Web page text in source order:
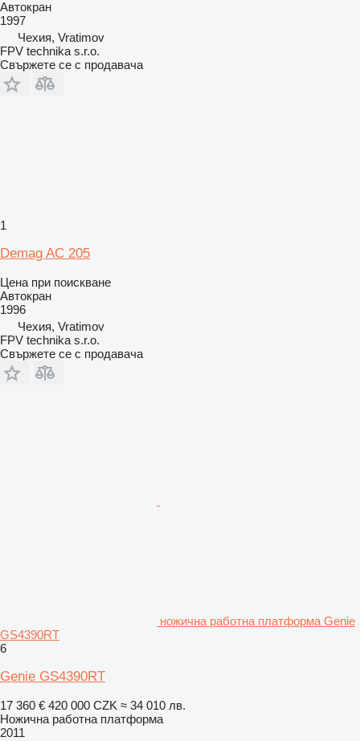
Автокран
1997
Чехия, Vratimov
FPV technika s.r.o.
Свържете се с продавача
1
Demag AC 205
Цена при поискване
Автокран
1996
Чехия, Vratimov
FPV technika s.r.o.
Свържете се с продавача
ножична работна платформа Genie
GS4390RT
6
Genie GS4390RT
17 360 € 420 000 CZK ≈ 34 010 лв.
Ножична работна платформа
2011